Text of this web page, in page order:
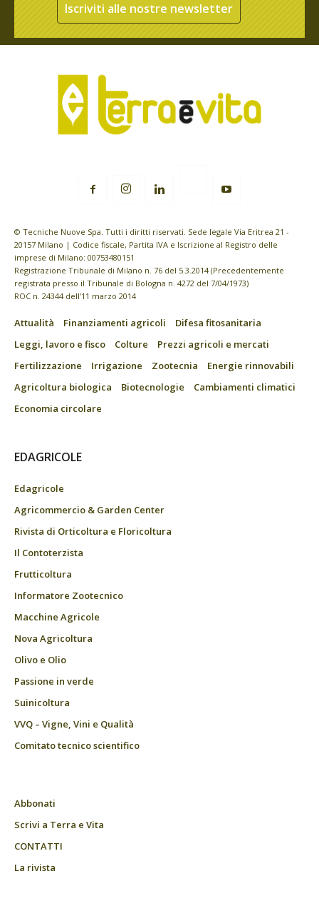
Iscriviti alle nostre newsletter
© Tecniche Nuove Spa. Tutti i diritti riservati. Sede legale Via Eritrea 21 -
20157 Milano | Codice fiscale, Partita IVA e Iscrizione al Registro delle
imprese di Milano: 00753480151
Registrazione Tribunale di Milano n. 76 del 5.3.2014 (Precedentemente
registrata presso il Tribunale di Bologna n. 4272 del 7/04/1973)
ROC n. 24344 dell’11 marzo 2014
Attualità Finanziamenti agricoli
Difesa fitosanitaria
Leggi, lavoro e fisco
Colture
Prezzi agricoli e mercati
Fertilizzazione
Irrigazione Zootecnia
Energie rinnovabili
Agricoltura biologica
Biotecnologie
Cambiamenti climatici
Economia circolare
EDAGRICOLE
Edagricole
Agricommercio & Garden Center
Rivista di Orticoltura e Floricoltura
Il Contoterzista
Frutticoltura
Informatore Zootecnico
Macchine Agricole
Nova Agricoltura
Olivo e Olio
Passione in verde
Suinicoltura
VVQ – Vigne, Vini e Qualità
Comitato tecnico scientifico
Abbonati
Scrivi a Terra e Vita
CONTATTI
La rivista